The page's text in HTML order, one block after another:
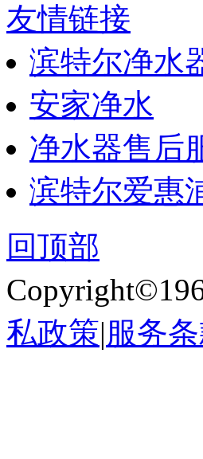
友情链接
滨特尔净水
安家净水
净水器售后
滨特尔爱惠
回顶部
私政策|服务